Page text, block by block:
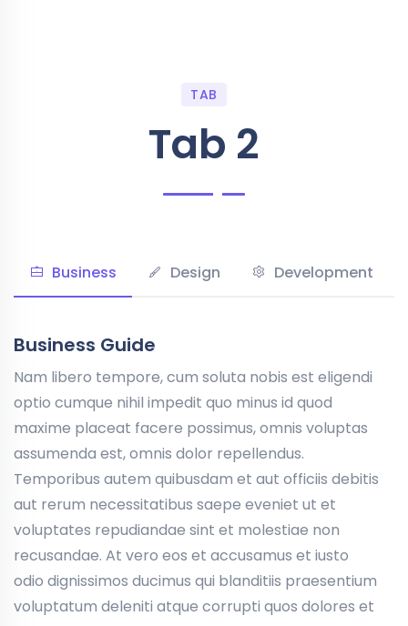
TAB
Tab 2
Business Design Development
Business Guide
Nam libero tempore, cum soluta nobis est eligendi
optio cumque nihil impedit quo minus id quod
maxime placeat facere possimus, omnis voluptas
assumenda est, omnis dolor repellendus.
Temporibus autem quibusdam et aut officiis debitis
aut rerum necessitatibus saepe eveniet ut et
voluptates repudiandae sint et molestiae non
recusandae. At vero eos et accusamus et iusto
odio dignissimos ducimus qui blanditiis praesentium
voluptatum deleniti atque corrupti quos dolores et